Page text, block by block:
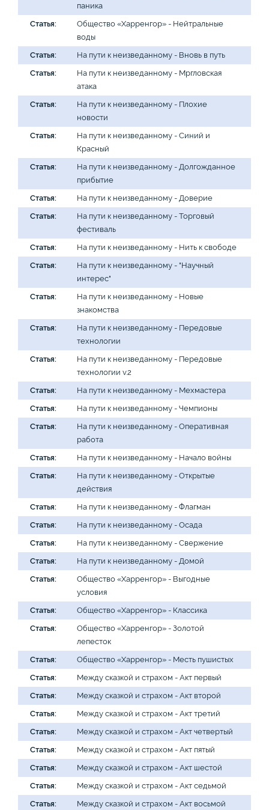
паника
Статья:
Общество «Харренгор» - Нейтральные
воды
Статья:
На пути к неизведанному - Вновь в путь
Статья:
На пути к неизведанному - Мргловская
атака
Статья:
На пути к неизведанному - Плохие
новости
Статья:
На пути к неизведанному - Синий и
Красный
Статья:
На пути к неизведанному - Долгожданное
прибытие
Статья:
На пути к неизведанному - Доверие
Статья:
На пути к неизведанному - Торговый
фестиваль
Статья:
На пути к неизведанному - Нить к свободе
Статья:
На пути к неизведанному - "Научный
интерес"
Статья:
На пути к неизведанному - Новые
знакомства
Статья:
На пути к неизведанному - Передовые
технологии
Статья:
На пути к неизведанному - Передовые
технологии v.2
Статья:
На пути к неизведанному - Мехмастера
Статья:
На пути к неизведанному - Чемпионы
Статья:
На пути к неизведанному - Оперативная
работа
Статья:
На пути к неизведанному - Начало войны
Статья:
На пути к неизведанному - Открытые
действия
Статья:
На пути к неизведанному - Флагман
Статья:
На пути к неизведанному - Осада
Статья:
На пути к неизведанному - Свержение
Статья:
На пути к неизведанному - Домой
Статья:
Общество «Харренгор» - Выгодные
условия
Статья:
Общество «Харренгор» - Классика
Статья:
Общество «Харренгор» - Золотой
лепесток
Статья:
Общество «Харренгор» - Месть пушистых
Статья:
Между сказкой и страхом - Акт первый
Статья:
Между сказкой и страхом - Акт второй
Статья:
Между сказкой и страхом - Акт третий
Статья:
Между сказкой и страхом - Акт четвертый
Статья:
Между сказкой и страхом - Акт пятый
Статья:
Между сказкой и страхом - Акт шестой
Статья:
Между сказкой и страхом - Акт седьмой
Статья:
Между сказкой и страхом - Акт восьмой